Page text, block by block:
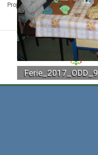
Projekt Kuźnia Dostępnych Stron
© MBP Pyskowice.